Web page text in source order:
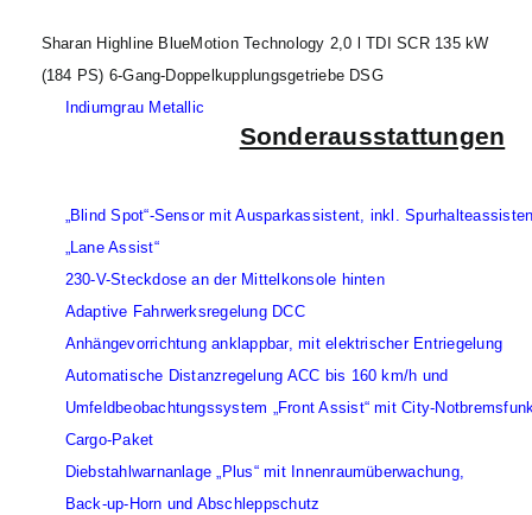
Sharan Highline BlueMotion Technology 2,0 l TDI SCR 135 kW
(184 PS) 6-Gang-Doppelkupplungsgetriebe DSG
Indiumgrau Metallic
Sonderausstattungen
„Blind Spot“-Sensor mit Ausparkassistent, inkl.
„Lane Assist“
230-V-Steckdose an der Mittelkonsole hinten
Adaptive Fahrwerksregelung DCC
Anhängevorrichtung anklappbar, mit elektrischer Entriegelung
Automatische Distanzregelung ACC bis 160 km/h und
Umfeldbeobachtungssystem „Front Assist“ mit City-
Cargo-Paket
Diebstahlwarnanlage „Plus“ mit Innenraumüberwachung,
Back-up-Horn und Abschleppschutz